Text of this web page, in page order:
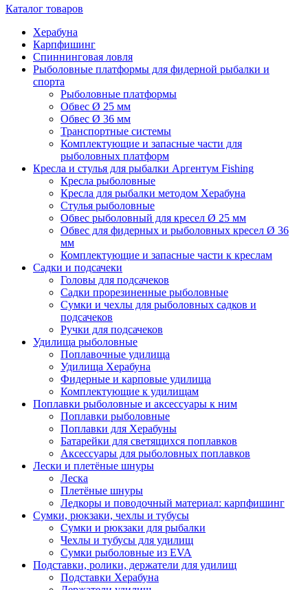
Каталог товаров
Херабуна
Карпфишинг
Спиннинговая ловля
Рыболовные платформы для фидерной рыбалки и
спорта
Рыболовные платформы
Обвес Ø 25 мм
Обвес Ø 36 мм
Транспортные системы
Комплектующие и запасные части для
рыболовных платформ
Кресла и стулья для рыбалки Аргентум Fishing
Кресла рыболовные
Кресла для рыбалки методом Херабуна
Стулья рыболовные
Обвес рыболовный для кресел Ø 25 мм
Обвес для фидерных и рыболовных кресел Ø 36
мм
Комплектующие и запасные части к креслам
Садки и подсачеки
Головы для подсачеков
Садки прорезиненные рыболовные
Сумки и чехлы для рыболовных садков и
подсачеков
Ручки для подсачеков
Удилища рыболовные
Поплавочные удилища
Удилища Херабуна
Фидерные и карповые удилища
Комплектующие к удилищам
Поплавки рыболовные и аксессуары к ним
Поплавки рыболовные
Поплавки для Херабуны
Батарейки для светящихся поплавков
Аксессуары для рыболовных поплавков
Лески и плетёные шнуры
Леска
Плетёные шнуры
Ледкоры и поводочный материал: карпфишинг
Сумки, рюкзаки, чехлы и тубусы
Сумки и рюкзаки для рыбалки
Чехлы и тубусы для удилищ
Сумки рыболовные из EVA
Подставки, ролики, держатели для удилищ
Подставки Херабуна